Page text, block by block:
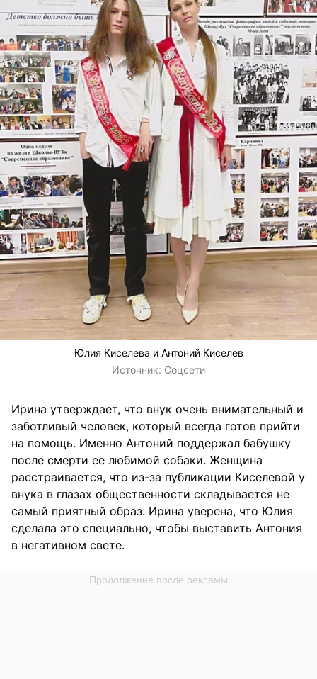
Юлия Киселева и Антоний Киселев
Источник: Соцсети
Ирина утверждает, что внук очень внимательный и
заботливый человек, который всегда готов прийти
на помощь. Именно Антоний поддержал бабушку
после смерти ее любимой собаки. Женщина
расстраивается, что из-за публикации Киселевой у
внука в глазах общественности складывается не
самый приятный образ. Ирина уверена, что Юлия
сделала это специально, чтобы выставить Антония
в негативном свете.